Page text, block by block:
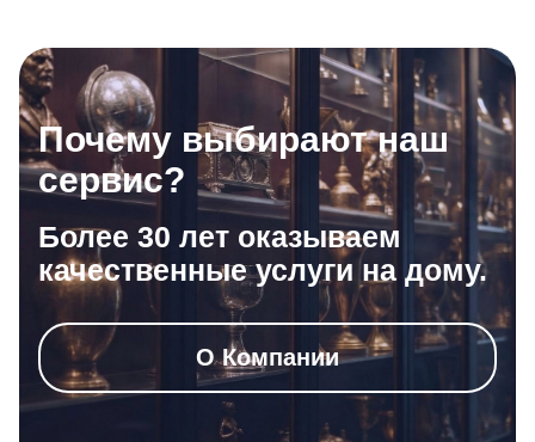
Почему выбирают наш
сервис?
Более 30 лет оказываем
качественные услуги на дому.
О Компании